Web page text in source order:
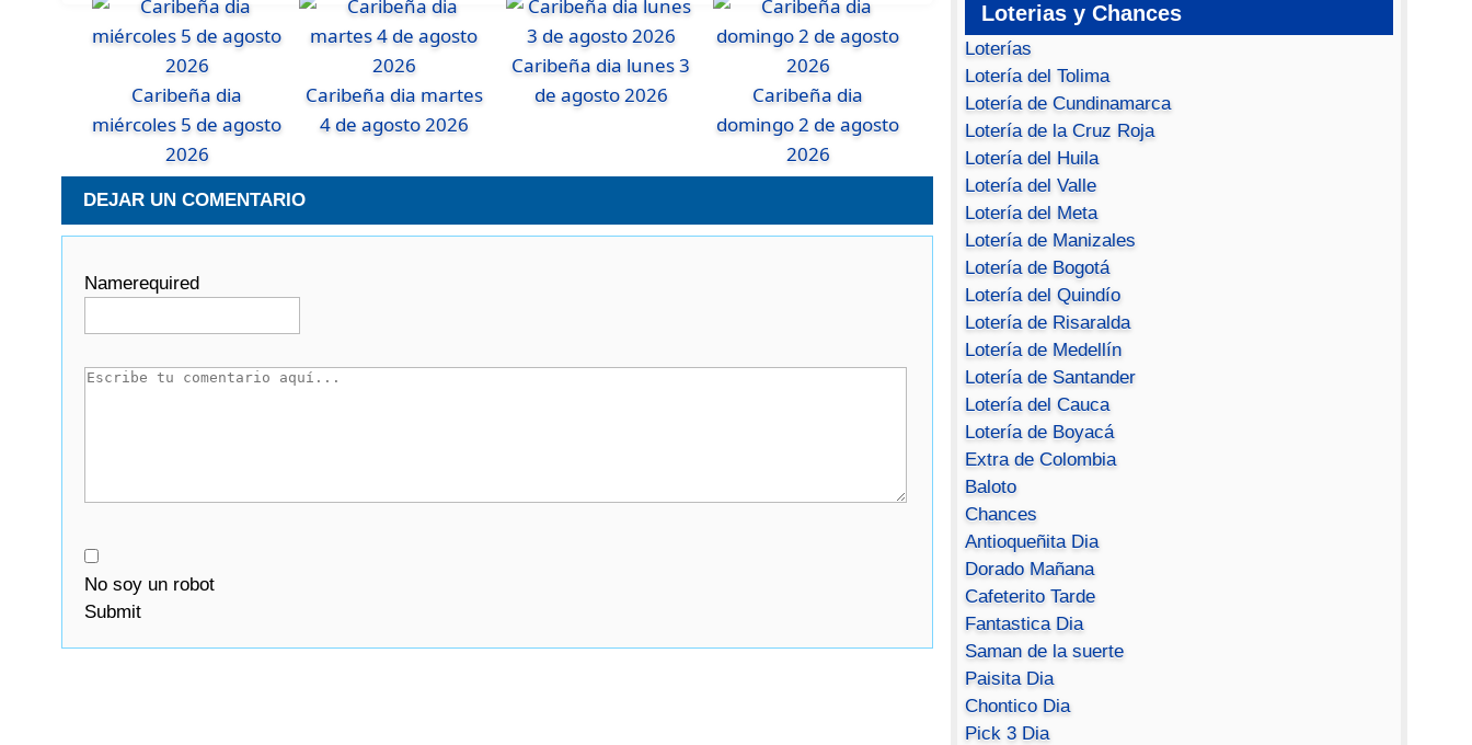
Caribeña dia
miércoles 5 de agosto
2026
Caribeña dia martes
4 de agosto 2026
Caribeña dia lunes 3
de agosto 2026
Caribeña dia
domingo 2 de agosto
2026
DEJAR UN COMENTARIO
Namerequired
No soy un robot
Submit
Loterias y Chances
Loterías
Lotería del Tolima
Lotería de Cundinamarca
Lotería de la Cruz Roja
Lotería del Huila
Lotería del Valle
Lotería del Meta
Lotería de Manizales
Lotería de Bogotá
Lotería del Quindío
Lotería de Risaralda
Lotería de Medellín
Lotería de Santander
Lotería del Cauca
Lotería de Boyacá
Extra de Colombia
Baloto
Chances
Antioqueñita Dia
Dorado Mañana
Cafeterito Tarde
Fantastica Dia
Saman de la suerte
Paisita Dia
Chontico Dia
Pick 3 Dia